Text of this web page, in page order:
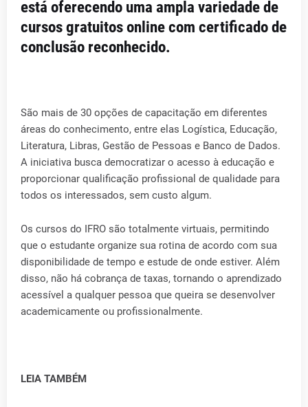
está oferecendo uma ampla variedade de
cursos gratuitos online com certificado de
conclusão reconhecido.
São mais de 30 opções de capacitação em diferentes
áreas do conhecimento, entre elas Logística, Educação,
Literatura, Libras, Gestão de Pessoas e Banco de Dados.
A iniciativa busca democratizar o acesso à educação e
proporcionar qualificação profissional de qualidade para
todos os interessados, sem custo algum.
Os cursos do IFRO são totalmente virtuais, permitindo
que o estudante organize sua rotina de acordo com sua
disponibilidade de tempo e estude de onde estiver. Além
disso, não há cobrança de taxas, tornando o aprendizado
acessível a qualquer pessoa que queira se desenvolver
academicamente ou profissionalmente.
LEIA TAMBÉM